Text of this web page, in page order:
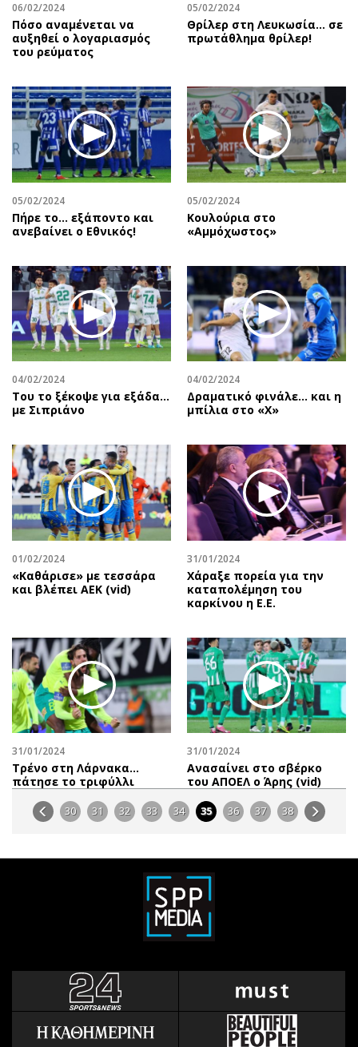
06/02/2024
Πόσο αναμένεται να
αυξηθεί ο λογαριασμός
του ρεύματος
05/02/2024
Θρίλερ στη Λευκωσία... σε
πρωτάθλημα θρίλερ!
05/02/2024
Πήρε το… εξάποντο και
ανεβαίνει ο Εθνικός!
05/02/2024
Κουλούρια στο
«Αμμόχωστος»
04/02/2024
Του το ξέκοψε για εξάδα…
με Σιπριάνο
04/02/2024
Δραματικό φινάλε… και η
μπίλια στο «Χ»
01/02/2024
«Καθάρισε» με τεσσάρα
και βλέπει ΑΕΚ (vid)
31/01/2024
Χάραξε πορεία για την
καταπολέμηση του
καρκίνου η Ε.Ε.
31/01/2024
Τρένο στη Λάρνακα…
πάτησε το τριφύλλι
31/01/2024
Aνασαίνει στο σβέρκο
του ΑΠΟΕΛ o Άρης (vid)
30 31 32 33 34 35 36 37 38